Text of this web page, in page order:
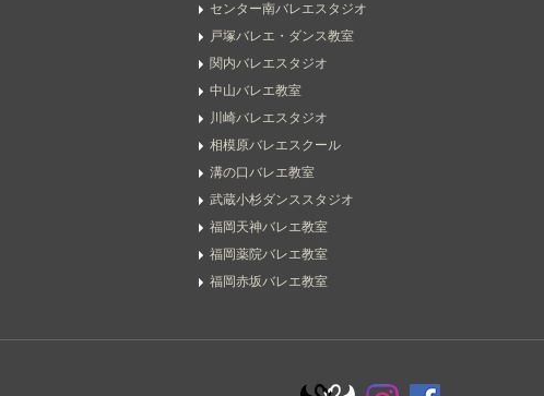
センター南バレエスタジオ
戸塚バレエ・ダンス教室
関内バレエスタジオ
中山バレエ教室
川崎バレエスタジオ
相模原バレエスクール
溝の口バレエ教室
武蔵小杉ダンススタジオ
福岡天神バレエ教室
福岡薬院バレエ教室
福岡赤坂バレエ教室